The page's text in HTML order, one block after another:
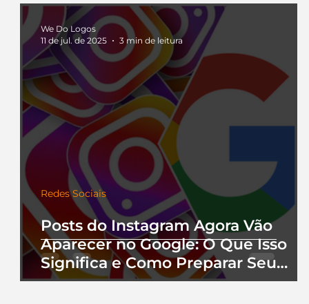
Posts do Instagram Agora Vão
Aparecer no Google: O Que Isso
Significa e Como Preparar Seu
Perfil
Redes Sociais
We Do Logos
11 de jul. de 2025
3 min de leitura